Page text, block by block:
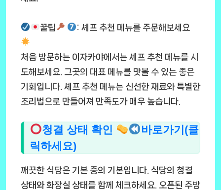
꿀팁 : 셰프 추천 메뉴를 주문해보세요
처음 방문하는 이자카야에서는 셰프 추천 메뉴를 시
도해보세요. 그곳의 대표 메뉴를 맛볼 수 있는 좋은
기회입니다. 셰프 추천 메뉴는 신선한 재료와 특별한
조리법으로 만들어져 만족도가 매우 높습니다.
청결 상태 확인
바로가기(클
릭하세요)
깨끗한 식당은 기본 중의 기본입니다. 식당의 청결
상태와 화장실 상태를 함께 체크하세요. 오픈된 주방